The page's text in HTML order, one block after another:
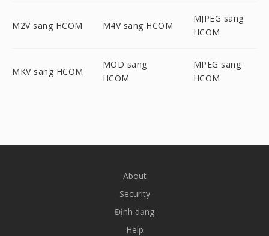
M2V sang HCOM M4V sang HCOM
MJPEG sang
HCOM
MKV sang HCOM
MOD sang
HCOM
MPEG sang
HCOM
About
Security
Định dạng
Help